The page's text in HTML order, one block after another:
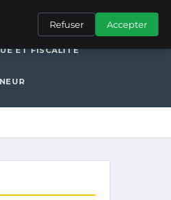
ET TECHNOLOGIE
ET FISCALITÉ
Refuser Accepter